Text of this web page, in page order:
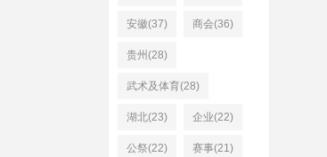
安徽(37) 商会(36)
贵州(28)
武术及体育(28)
湖北(23) 企业(22)
公祭(22) 赛事(21)